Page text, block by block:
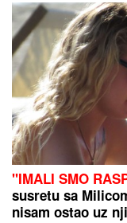
"IMALI SMO
susretu sa
nisam ostao uz